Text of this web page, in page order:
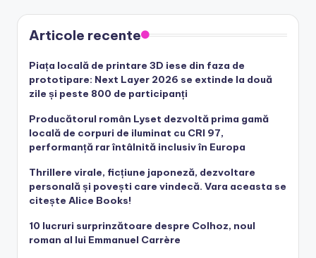
Articole recente
Piața locală de printare 3D iese din faza de
prototipare: Next Layer 2026 se extinde la două
zile și peste 800 de participanți
Producătorul român Lyset dezvoltă prima gamă
locală de corpuri de iluminat cu CRI 97,
performanță rar întâlnită inclusiv în Europa
Thrillere virale, ficțiune japoneză, dezvoltare
personală și povești care vindecă. Vara aceasta se
citește Alice Books!
10 lucruri surprinzătoare despre Colhoz, noul
roman al lui Emmanuel Carrère